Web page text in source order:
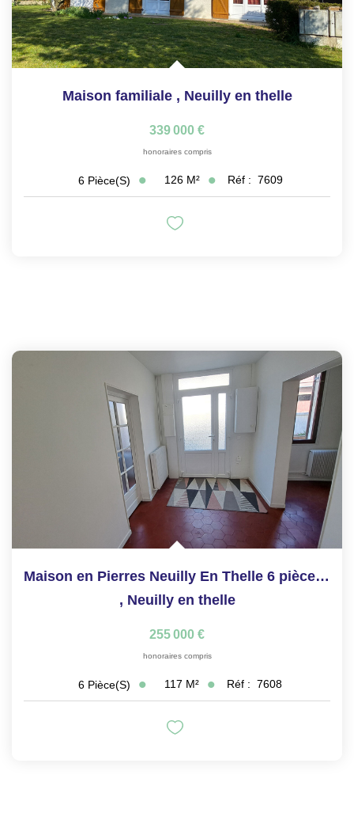
Maison familiale , Neuilly en thelle
339 000 €
honoraires compris
6 Pièce(s) 126 M² Réf : 7609
Maison en Pierres Neuilly En Thelle 6 pièce(s)
, Neuilly en thelle
255 000 €
honoraires compris
6 Pièce(s) 117 M² Réf : 7608